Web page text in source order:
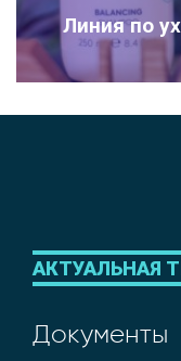
Линия по
АКТУАЛЬНАЯ
Документы